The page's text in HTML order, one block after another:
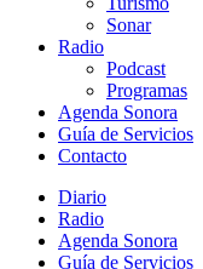
Sonar
Radio
Podcast
Programas
Agenda Sonora
Guía de Servicios
Contacto
Diario
Radio
Agenda Sonora
Guía de Servicios